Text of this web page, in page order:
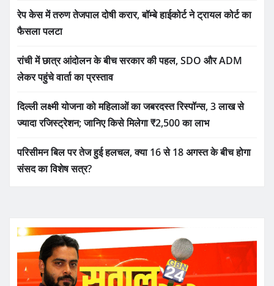
रेप केस में तरुण तेजपाल दोषी करार, बॉम्बे हाईकोर्ट ने ट्रायल कोर्ट का
फैसला पलटा
रांची में छात्र आंदोलन के बीच सरकार की पहल, SDO और ADM
लेकर पहुंचे वार्ता का प्रस्ताव
दिल्ली लक्ष्मी योजना को महिलाओं का जबरदस्त रिस्पॉन्स, 3 लाख से
ज्यादा रजिस्ट्रेशन; जानिए किसे मिलेगा ₹2,500 का लाभ
परिसीमन बिल पर तेज हुई हलचल, क्या 16 से 18 अगस्त के बीच होगा
संसद का विशेष सत्र?